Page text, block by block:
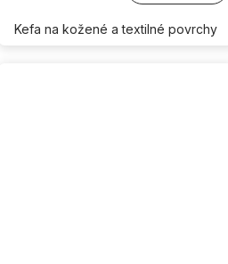
Kefa na kožené a textilné povrchy